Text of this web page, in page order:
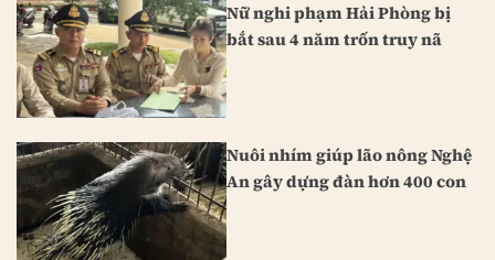
Nữ nghi phạm Hải Phòng bị
bắt sau 4 năm trốn truy nã
Nuôi nhím giúp lão nông Nghệ
An gây dựng đàn hơn 400 con